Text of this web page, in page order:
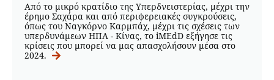
Από το μικρό κρατίδιο της Υπερδνειστερίας, μέχρι την
έρημο Σαχάρα και από περιφερειακές συγκρούσεις,
όπως του Ναγκόρνο Καρμπάχ, μέχρι τις σχέσεις των
υπερδυνάμεων ΗΠΑ - Κίνας, το iMEdD εξήγησε τις
κρίσεις που μπορεί να μας απασχολήσουν μέσα στο
2024.